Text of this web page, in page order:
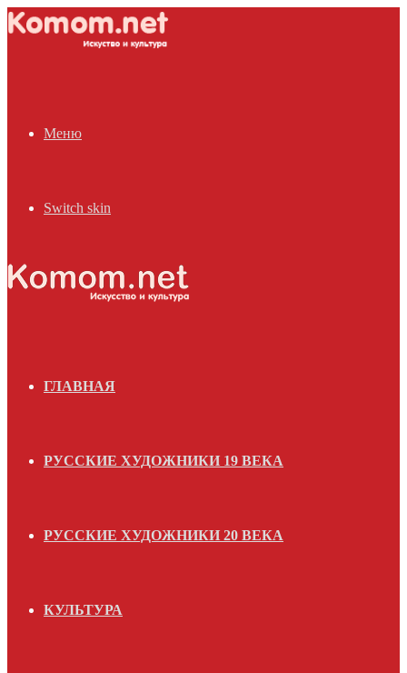
Меню
Switch skin
ГЛАВНАЯ
РУССКИЕ ХУДОЖНИКИ 19 ВЕКА
РУССКИЕ ХУДОЖНИКИ 20 ВЕКА
КУЛЬТУРА